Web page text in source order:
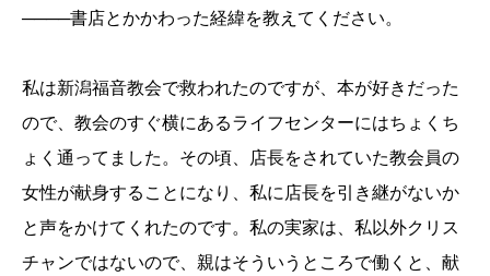
────書店とかかわった経緯を教えてください。
私は新潟福音教会で救われたのですが、本が好きだった
ので、教会のすぐ横にあるライフセンターにはちょくち
ょく通ってました。その頃、店長をされていた教会員の
女性が献身することになり、私に店長を引き継がないか
と声をかけてくれたのです。私の実家は、私以外クリス
チャンではないので、親はそういうところで働くと、献